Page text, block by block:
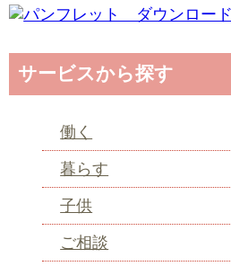
サービスから探す
働く
暮らす
子供
ご相談